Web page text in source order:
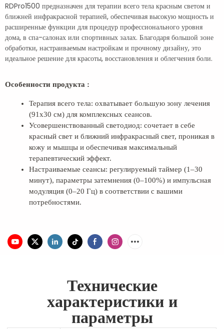
RDPro1500 предназначен для терапии всего тела красным светом и
ближней инфракрасной терапией, обеспечивая высокую мощность и
расширенные функции для процедур профессионального уровня
дома, в спа-салонах или спортивных залах. Благодаря большой зоне
обработки, настраиваемым настройкам и прочному дизайну, это
идеальное решение для красоты, восстановления и облегчения боли.
Особенности продукта :
Терапия всего тела: охватывает большую зону лечения
(91x30 см) для комплексных сеансов.
Усовершенствованный светодиод: сочетает в себе
красный свет и ближний инфракрасный свет, проникая в
кожу и мышцы и обеспечивая максимальный
терапевтический эффект.
Настраиваемые сеансы: регулируемый таймер (1–30
минут), параметры затемнения (0–100%) и импульсная
модуляция (0–20 Гц) в соответствии с вашими
потребностями.
Технические
характеристики и
параметры